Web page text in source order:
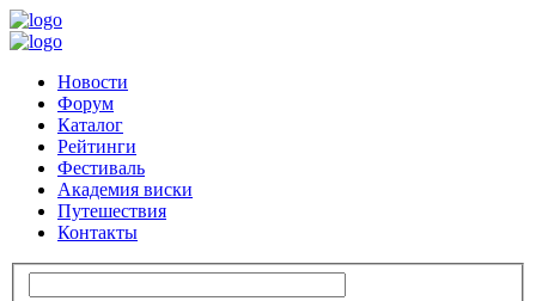
Новости
Форум
Каталог
Рейтинги
Фестиваль
Академия виски
Путешествия
Контакты